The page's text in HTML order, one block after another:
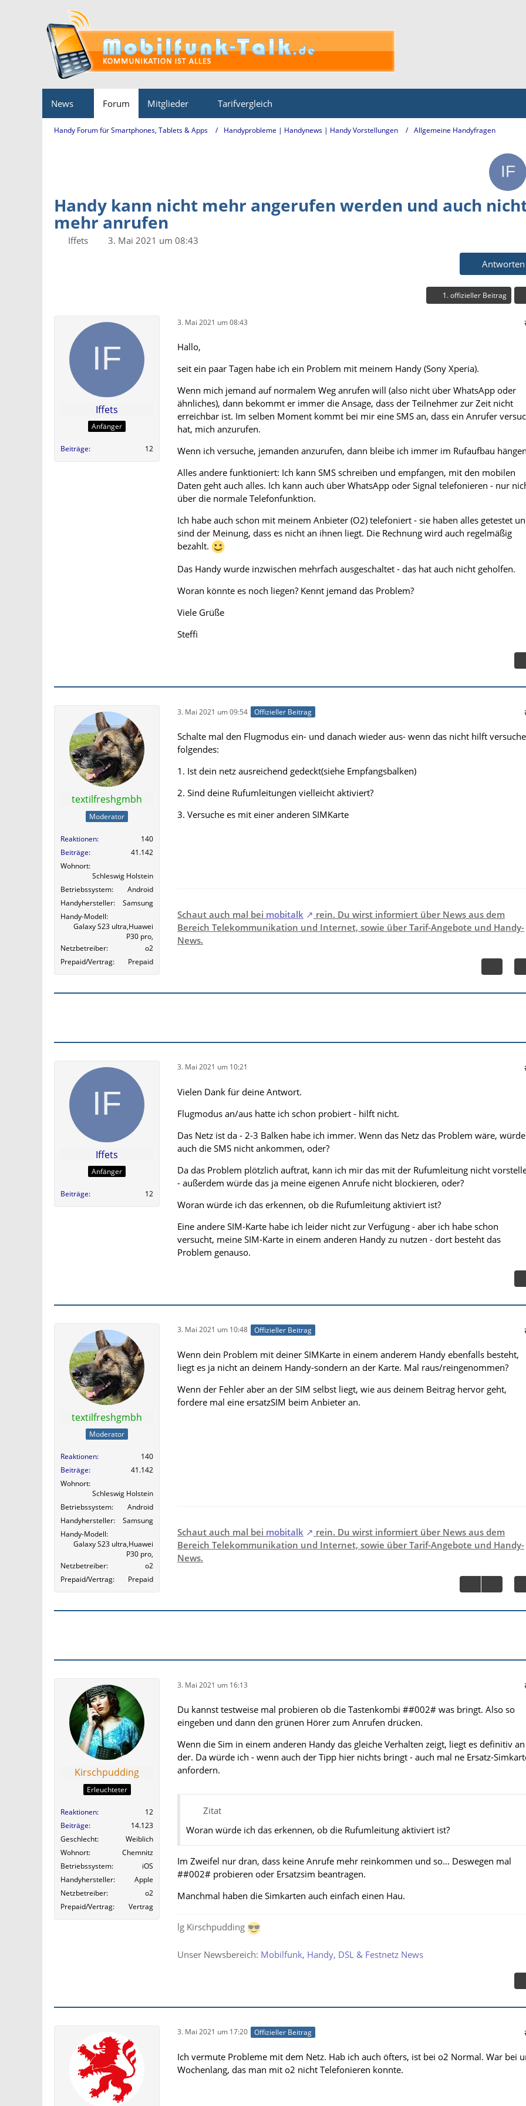
News Forum Mitglieder Tarifvergleich
Handy Forum für Smartphones, Tablets & Apps Handyprobleme | Handynews | Handy Vorstellungen Allgemeine Handyfragen
Handy kann nicht mehr angerufen werden und auch
mehr anrufen
Iffets
3. Mai 2021 um 08:43
Antworten
1. offizieller Beitrag
Iffets
Anfänger
Beiträge 12
3. Mai 2021 um 08:43
Hallo,
seit ein paar Tagen habe ich ein Problem mit meinem Handy (Sony Xperia).
Wenn mich jemand auf normalem Weg anrufen will (also nicht über WhatsApp oder
ähnliches), dann bekommt er immer die Ansage, dass der Teilnehmer zur Zeit nicht
erreichbar ist. Im selben Moment kommt bei mir eine SMS an, dass ein Anrufer
hat, mich anzurufen.
Wenn ich versuche, jemanden anzurufen, dann bleibe ich immer im Rufaufbau
Alles andere funktioniert: Ich kann SMS schreiben und empfangen, mit den mobilen
Daten geht auch alles. Ich kann auch über WhatsApp oder Signal telefonieren - nur
über die normale Telefonfunktion.
Ich habe auch schon mit meinem Anbieter (O2) telefoniert - sie haben alles getestet
sind der Meinung, dass es nicht an ihnen liegt. Die Rechnung wird auch regelmäßig
bezahlt.
Das Handy wurde inzwischen mehrfach ausgeschaltet - das hat auch nicht geholfen.
Woran könnte es noch liegen? Kennt jemand das Problem?
Viele Grüße
Steffi
textilfreshgmbh
Moderator
Reaktionen
140
Beiträge
41.142
Wohnort
Schleswig Holstein
Betriebssystem
Android
Handyhersteller
Samsung
Handy-Modell
Galaxy S23 ultra,Huawei
P30 pro,
Netzbetreiber
o2
Prepaid/Vertrag
Prepaid
3. Mai 2021 um 09:54 Offizieller Beitrag
Schalte mal den Flugmodus ein- und danach wieder aus- wenn das nicht hilft versuche
folgendes:
1. Ist dein netz ausreichend gedeckt(siehe Empfangsbalken)
2. Sind deine Rufumleitungen vielleicht aktiviert?
3. Versuche es mit einer anderen SIMKarte
Schaut auch mal bei mobitalk
rein. Du wirst informiert über News aus dem
Bereich Telekommunikation und Internet, sowie über Tarif-Angebote und Handy-
News.
Iffets
Anfänger
Beiträge 12
3. Mai 2021 um 10:21
Vielen Dank für deine Antwort.
Flugmodus an/aus hatte ich schon probiert - hilft nicht.
Das Netz ist da - 2-3 Balken habe ich immer. Wenn das Netz das Problem wäre,
auch die SMS nicht ankommen, oder?
Da das Problem plötzlich auftrat, kann ich mir das mit der Rufumleitung nicht
- außerdem würde das ja meine eigenen Anrufe nicht blockieren, oder?
Woran würde ich das erkennen, ob die Rufumleitung aktiviert ist?
Eine andere SIM-Karte habe ich leider nicht zur Verfügung - aber ich habe schon
versucht, meine SIM-Karte in einem anderen Handy zu nutzen - dort besteht das
Problem genauso.
textilfreshgmbh
Moderator
Reaktionen
140
Beiträge
41.142
Wohnort
Schleswig Holstein
Betriebssystem
Android
Handyhersteller
Samsung
Handy-Modell
Galaxy S23 ultra,Huawei
P30 pro,
Netzbetreiber
o2
Prepaid/Vertrag
Prepaid
3. Mai 2021 um 10:48 Offizieller Beitrag
Wenn dein Problem mit deiner SIMKarte in einem anderem Handy ebenfalls besteht,
liegt es ja nicht an deinem Handy-sondern an der Karte. Mal raus/reingenommen?
Wenn der Fehler aber an der SIM selbst liegt, wie aus deinem Beitrag hervor geht,
fordere mal eine ersatzSIM beim Anbieter an.
Schaut auch mal bei mobitalk
rein. Du wirst informiert über News aus dem
Bereich Telekommunikation und Internet, sowie über Tarif-Angebote und Handy-
News.
Kirschpudding
Erleuchteter
Reaktionen
12
Beiträge
14.123
Geschlecht
Weiblich
Wohnort
Chemnitz
Betriebssystem
iOS
Handyhersteller
Apple
Netzbetreiber
o2
Prepaid/Vertrag
Vertrag
3. Mai 2021 um 16:13
Du kannst testweise mal probieren ob die Tastenkombi ##002# was bringt. Also so
eingeben und dann den grünen Hörer zum Anrufen drücken.
Wenn die Sim in einem anderen Handy das gleiche Verhalten zeigt, liegt es definitiv an
der. Da würde ich - wenn auch der Tipp hier nichts bringt - auch mal ne Ersatz-
anfordern.
Zitat
Woran würde ich das erkennen, ob die Rufumleitung aktiviert ist?
Im Zweifel nur dran, dass keine Anrufe mehr reinkommen und so... Deswegen mal
##002# probieren oder Ersatzsim beantragen.
Manchmal haben die Simkarten auch einfach einen Hau.
lg Kirschpudding
Unser Newsbereich: Mobilfunk, Handy, DSL & Festnetz News
3. Mai 2021 um 17:20 Offizieller Beitrag
Ich vermute Probleme mit dem Netz. Hab ich auch öfters, ist bei o2 Normal. War bei
Wochenlang, das man mit o2 nicht Telefonieren konnte.